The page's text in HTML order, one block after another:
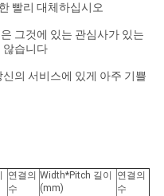
빨리 대체하십시오
그것에 있는 관심사가 있는
않습니다
의 서비스에 있게 아주 기쁠
연결의
수
Width*Pitch 길이
(mm)
연결의
수